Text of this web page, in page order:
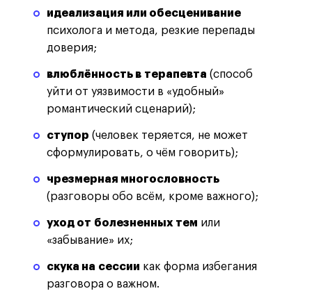
идеализация или обесценивание
психолога и метода, резкие перепады
доверия;
влюблённость в терапевта (способ
уйти от уязвимости в «удобный»
романтический сценарий);
ступор (человек теряется, не может
сформулировать, о чём говорить);
чрезмерная многословность
(разговоры обо всём, кроме важного);
уход от болезненных тем или
«забывание» их;
скука на сессии как форма избегания
разговора о важном.